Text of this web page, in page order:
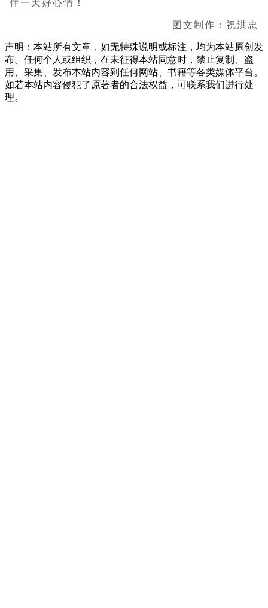
伴一天好心情！
图文制作：祝洪忠
声明：本站所有文章，如无特殊说明或标注，均为本站原创发
布。任何个人或组织，在未征得本站同意时，禁止复制、盗
用、采集、发布本站内容到任何网站、书籍等各类媒体平台。
如若本站内容侵犯了原著者的合法权益，可联系我们进行处
理。